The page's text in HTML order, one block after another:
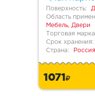
Поверхность:
Область
Мебель, Двери
Торговая
Срок хранения:
Страна:
Россия
1071